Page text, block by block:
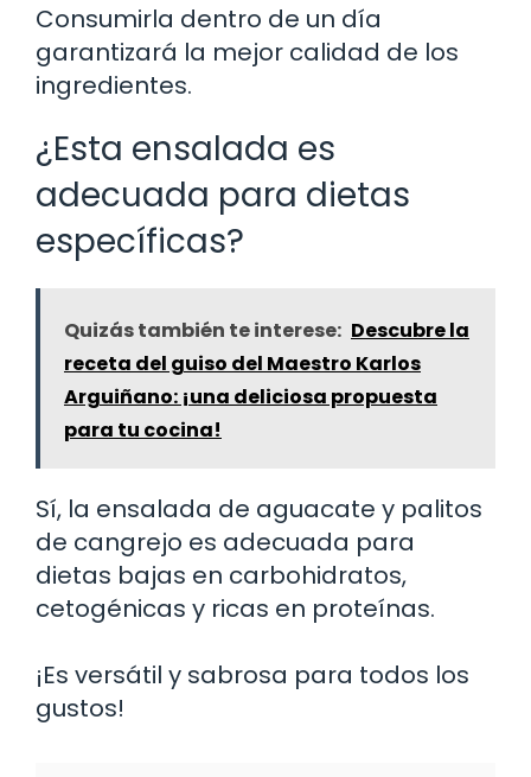
Consumirla dentro de un día
garantizará la mejor calidad de los
ingredientes.
¿Esta ensalada es
adecuada para dietas
específicas?
Quizás también te interese: Descubre la
receta del guiso del Maestro Karlos
Arguiñano: ¡una deliciosa propuesta
para tu cocina!
Sí, la ensalada de aguacate y palitos
de cangrejo es adecuada para
dietas bajas en carbohidratos,
cetogénicas y ricas en proteínas.
¡Es versátil y sabrosa para todos los
gustos!